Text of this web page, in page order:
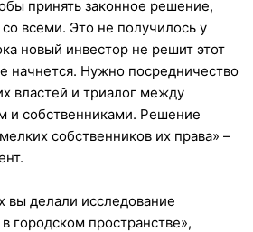
принять законное решение,
всеми. Это не получилось у
новый инвестор не решит этот
начнется. Нужно посредничество
властей и триалог между
и собственниками. Решение
собственников их права» –
вы делали исследование
городском пространстве»,